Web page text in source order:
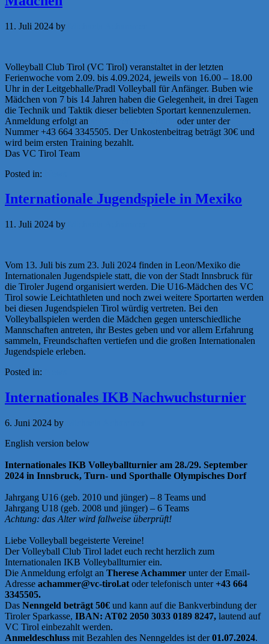
11. Juli 2024 by
Volleyball Club Tirol (VC Tirol) veranstaltet in der letzten
Ferienwoche vom 2.09. bis 4.09.2024, jeweils von 16.00 – 18.00
Uhr in der Leitgebhalle/Pradl Volleyball für Anfänger. Buben wie
Mädchen von 7 bis 14 Jahren haben die Gelegenheit, in drei Tagen
die Technik und Taktik dieser beliebten Sportart kennenzulernen.
Anmeldung erfolgt an
oder unter der
Nummer +43 664 3345505. Der Unkostenbeitrag beträgt 30€ und
wird beim ersten Training bezahlt.
Das VC Tirol Team
Posted in:
Internationale Jugendspiele in Mexiko
11. Juli 2024 by
Vom 13. Juli bis zum 23. Juli 2024 finden in Leon/Mexiko die
Internationalen Jugendspiele statt, die von der Stadt Innsbruck für
die Tiroler Jugend organisiert werden. Die U16-Mädchen des VC
Tirol sowie Leichtathleten und noch zwei weitere Sportarten werden
bei diesen Jugendspielen Tirol würdig vertreten. Bei den
Volleyballspielen werden die Mädchen gegen unterschiedliche
Mannschaften antreten, ihr Bestes geben und vor allem Erfahrung
sammeln, Freundschaften vertiefen und die großen Internationalen
Jugendspiele erleben.
Posted in:
Internationales IKB Nachwuchsturnier
6. Juni 2024 by
English version below
Internationales IKB Volleyballturnier am 28./29. September
2024 in Innsbruck, Turn- und Sporthalle Olympisches Dorf
Jahrgang U16 (geb. 2010 und jünger) – 8 Teams und
Jahrgang U18 (geb. 2008 und jünger) – 6 Teams
Achtung: das Alter wird fallweise überprüft!
Liebe Volleyball begeisterte Vereine!
Der Volleyball Club Tirol ladet euch recht herzlich zum
Internationalen IKB Volleyballturnier ein.
Die Anmeldung erfolgt an Therese Achammer unter der Email-
Adresse achammer@vc-tirol.at oder telefonisch unter+43 664
3345505.
Das Nenngeld beträgt 50€ und kann auf die Bankverbindung der
Tiroler Sparkasse, IBAN: AT02 2050 3033 0189 8247, lautend auf
VC Tirol einbezahlt werden.
Anmeldeschluss mit Bezahlen des Nenngeldes ist der01.07.2024.